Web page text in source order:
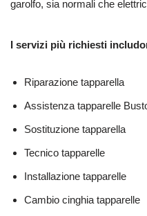
garolfo, sia normali che
I servizi più richiesti
Riparazione tapparella
Assistenza tapparelle
Sostituzione tapparella
Tecnico tapparelle
Installazione tapparelle
Cambio cinghia tapparelle